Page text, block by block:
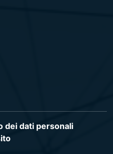
dei dati personali